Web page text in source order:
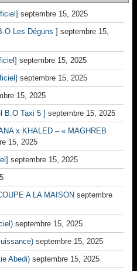
septembre 15, 2025
Les Déguns ] septembre 15,
septembre 15, 2025
septembre 15, 2025
15, 2025
B.O Taxi 5 ] septembre 15, 2025
x KHALED – « MAGHREB
15, 2025
septembre 15, 2025
A LA MAISON septembre
septembre 15, 2025
septembre 15, 2025
Abedi) septembre 15, 2025